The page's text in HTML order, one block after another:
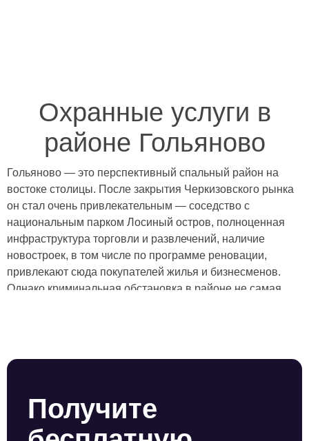
Охранные услуги в
районе Гольяново
Гольяново — это перспективный спальный район на
востоке столицы. После закрытия Черкизовского рынка
он стал очень привлекательным — соседство с
национальным парком Лосиный остров, полноценная
инфраструктура торговли и развлечений, наличие
новостроек, в том числе по программе реновации,
привлекают сюда покупателей жилья и бизнесменов.
Однако криминальная обстановка в районе не самая
“Амулет”. Более 30 лет мы работаем на рынке охранных
кадровый резерв.
В зависимости от типа охраняемого объекта мы
Получите